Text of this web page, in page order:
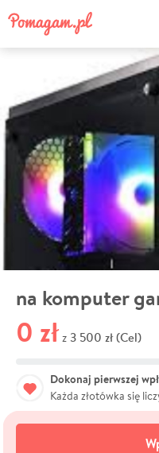
na komputer
0 zł z 3 500 zł (Cel)
Dokonaj pierwszej
Każda złotówka się